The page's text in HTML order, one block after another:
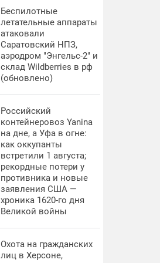
Беспилотные
летательные аппараты
атаковали
Саратовский НПЗ,
аэродром "Энгельс-2" и
склад Wildberries в рф
(обновлено)
Российский
контейнеровоз Yanina
на дне, а Уфа в огне:
как оккупанты
встретили 1 августа;
рекордные потери у
противника и новые
заявления США —
хроника 1620-го дня
Великой войны
Охота на гражданских
лиц в Херсоне,